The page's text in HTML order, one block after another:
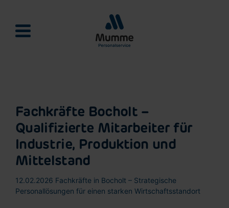
Mumme Personalservie
Fachkräfte Bocholt –
Qualifizierte Mitarbeiter für
Industrie, Produktion und
Mittelstand
12.02.2026 Fachkräfte in Bocholt – Strategische
Personallösungen für einen starken Wirtschaftsstandort